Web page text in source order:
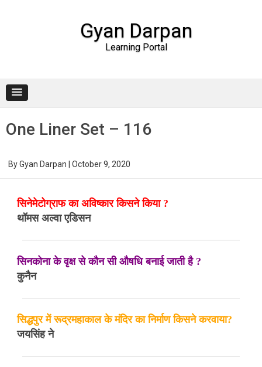
Gyan Darpan
Learning Portal
One Liner Set – 116
ByGyan Darpan October 9, 2020
सिनेमेटोग्राफ का अविष्कार किसने किया ?
थॉमस अल्वा एडिसन
सिनकोना के वृक्ष से कौन सी औषधि बनाई जाती है ?
कुनैन
सिद्धपुर में रूद्रमहाकाल के मंदिर का निर्माण किसने करवाया?
जयसिंह ने